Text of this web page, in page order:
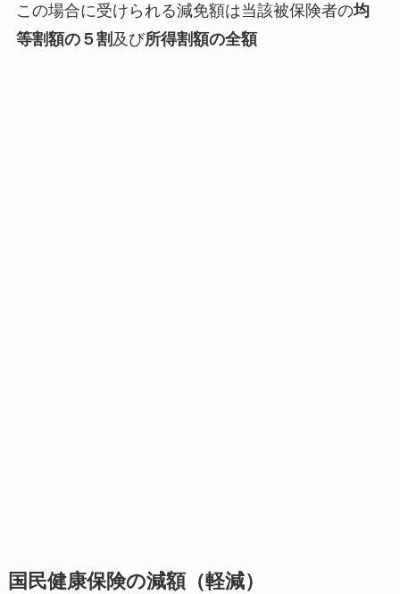
この場合に受けられる減免額は当該被保険者の均
等割額の５割 及び所得割額の全額
国民健康保険の減額（軽減）